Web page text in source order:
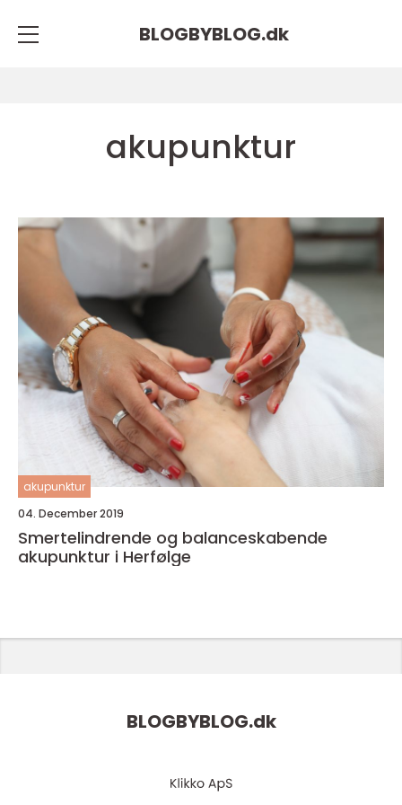
BLOGBYBLOG.dk
akupunktur
akupunktur
04. December 2019
Smertelindrende og balanceskabende
akupunktur i Herfølge
BLOGBYBLOG.dk